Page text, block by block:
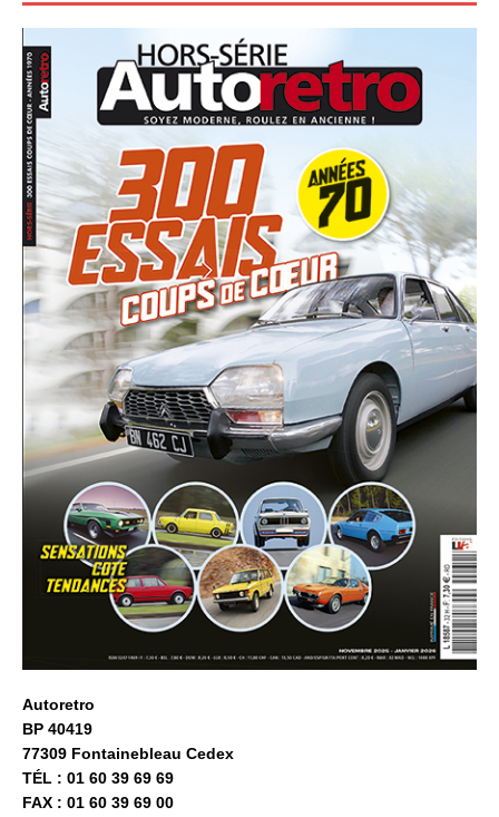
Autoretro
BP 40419
77309 Fontainebleau Cedex
TÉL : 01 60 39 69 69
FAX : 01 60 39 69 00